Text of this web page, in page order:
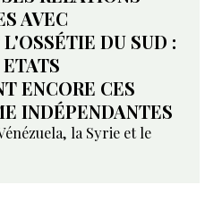
AVEC
DU SUD :
ENCORE CES
INDÉPENDANTES
la Syrie et le